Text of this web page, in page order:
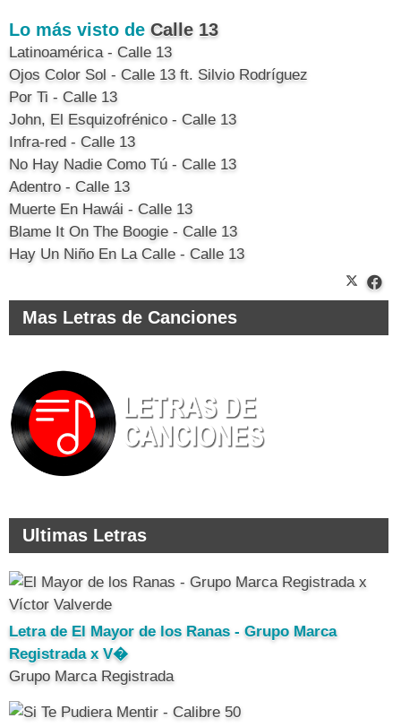
Lo más visto de Calle 13
Latinoamérica - Calle 13
Ojos Color Sol - Calle 13 ft. Silvio Rodríguez
Por Ti - Calle 13
John, El Esquizofrénico - Calle 13
Infra-red - Calle 13
No Hay Nadie Como Tú - Calle 13
Adentro - Calle 13
Muerte En Hawái - Calle 13
Blame It On The Boogie - Calle 13
Hay Un Niño En La Calle - Calle 13
Mas Letras de Canciones
Ultimas Letras
Letra de El Mayor de los Ranas - Grupo Marca
Registrada x V�
Grupo Marca Registrada